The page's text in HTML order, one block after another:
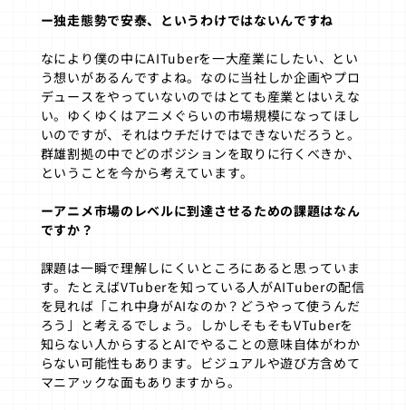
ー独走態勢で安泰、というわけではないんですね
なにより僕の中にAITuberを一大産業にしたい、とい
う想いがあるんですよね。なのに当社しか企画やプロ
デュースをやっていないのではとても産業とはいえな
い。ゆくゆくはアニメぐらいの市場規模になってほし
いのですが、それはウチだけではできないだろうと。
群雄割拠の中でどのポジションを取りに行くべきか、
ということを今から考えています。
ーアニメ市場のレベルに到達させるための課題はなん
ですか？
課題は一瞬で理解しにくいところにあると思っていま
す。たとえばVTuberを知っている人がAITuberの配信
を見れば「これ中身がAIなのか？どうやって使うんだ
ろう」と考えるでしょう。しかしそもそもVTuberを
知らない人からするとAIでやることの意味自体がわか
らない可能性もあります。ビジュアルや遊び方含めて
マニアックな面もありますから。